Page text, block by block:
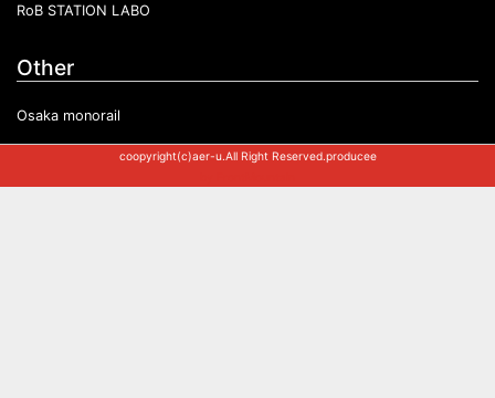
RoB STATION LABO
Other
Osaka monorail
coopyright(c)aer-u.All Right Reserved.producee